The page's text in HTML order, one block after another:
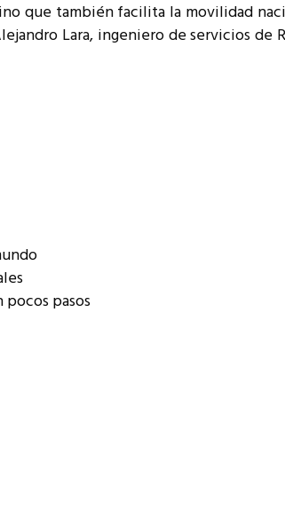
que también facilita la movilidad
Lara, ingeniero de servicios
pasos